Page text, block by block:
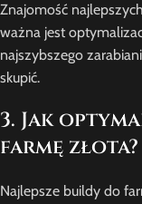
Znajomość
ważna jest
najszybszego
skupić.
3. Jak
farmę złota?
Najlepsze buildy do